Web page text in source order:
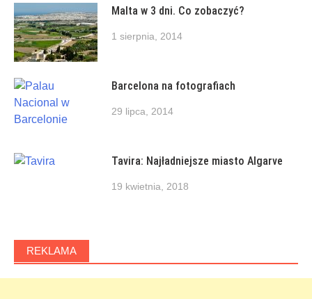
Malta w 3 dni. Co zobaczyć?
1 sierpnia, 2014
Barcelona na fotografiach
29 lipca, 2014
Tavira: Najładniejsze miasto Algarve
19 kwietnia, 2018
REKLAMA